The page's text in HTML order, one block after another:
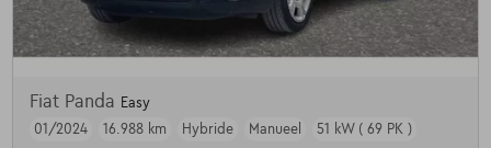
Fiat Panda Easy
01/2024
16.988 km Hybride Manueel 51 kW ( 69 PK )